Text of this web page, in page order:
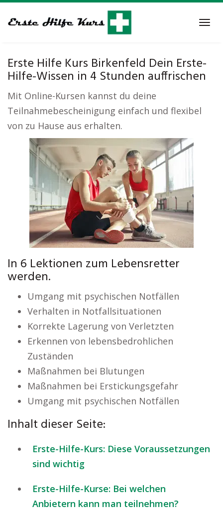
to
Erste Hilfe Kurs Birkenfeld Dein Erste-
Hilfe-Wissen in 4 Stunden auffrischen
Mit Online-Kursen kannst du deine
Teilnahmebescheinigung einfach und flexibel
von zu Hause aus erhalten.
In 6 Lektionen zum Lebensretter
werden.
Umgang mit psychischen Notfällen
Verhalten in Notfallsituationen
Korrekte Lagerung von Verletzten
Erkennen von lebensbedrohlichen
Zuständen
Maßnahmen bei Blutungen
Maßnahmen bei Erstickungsgefahr
Umgang mit psychischen Notfällen
Inhalt dieser Seite:
Erste-Hilfe-Kurs: Diese Voraussetzungen
sind wichtig
Erste-Hilfe-Kurse: Bei welchen
Anbietern kann man teilnehmen?